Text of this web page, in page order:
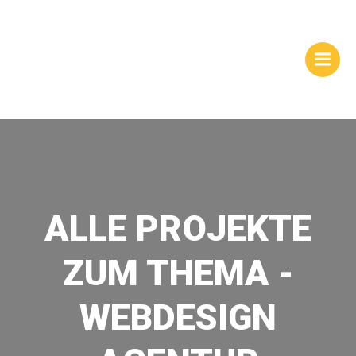
HOMEPAGEGESTALTUNG
ALLE PROJEKTE
ZUM THEMA -
WEBDESIGN